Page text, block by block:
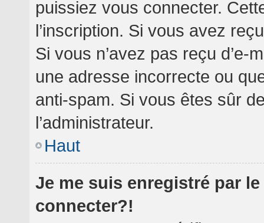
puissiez vous connecter.
l’inscription. Si vous avez
Si vous n’avez pas reçu d’e-
une adresse incorrecte ou
anti-spam. Si vous êtes sûr
l’administrateur.
Haut
Je me suis enregistré par
connecter?!